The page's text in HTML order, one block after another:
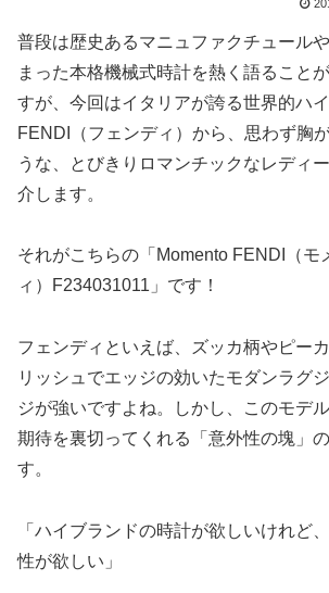
普段は歴史あるマニュファクチュール
まった本格機械式時計を熱く語ること
すが、今回はイタリアが誇る世界的ハ
FENDI（フェンディ）から、思わず胸
うな、とびきりロマンチックなレディ
介します。
それがこちらの「Momento FENDI（モ
ィ）F234031011」です！
フェンディといえば、ズッカ柄やピー
リッシュでエッジの効いたモダンラグ
ジが強いですよね。しかし、このモデ
期待を裏切ってくれる「意外性の塊」
す。
「ハイブランドの時計が欲しいけれど
性が欲しい」